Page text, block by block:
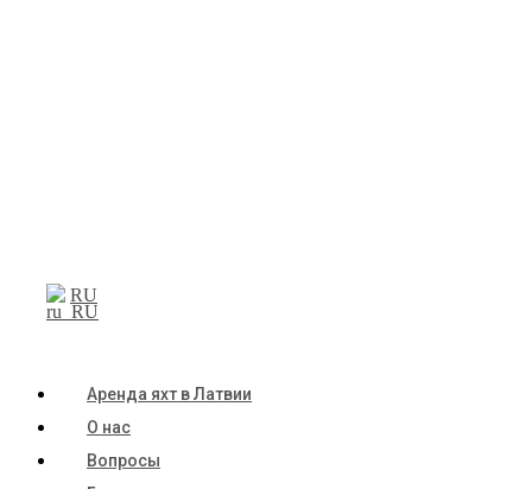
RU
Аренда яхт в Латвии
О нас
Вопросы